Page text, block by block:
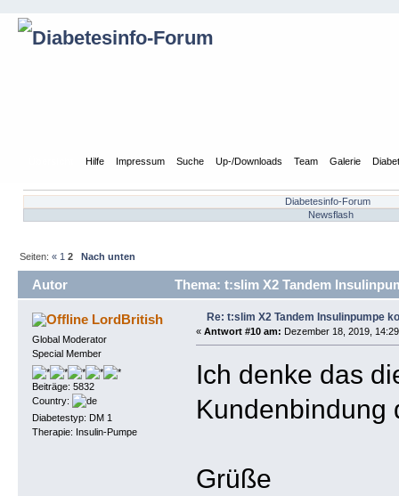
Hilfe Impressum Suche Up-/Downloads Team Galerie
Diabetesinfo-Forum
Newsflash
Seiten:« 1 2 Nach unten
Autor Thema: t:slim X2 Tandem
LordBritish
Global Moderator
Special Member
Beiträge: 5832
Country:
Diabetestyp: DM 1
Therapie: Insulin-Pumpe
Re: t:slim X2 Tandem Insulinpumpe
« Antwort #10 am: Dezember 18, 2019,
Ich denke das
Kundenbindung
Grüße